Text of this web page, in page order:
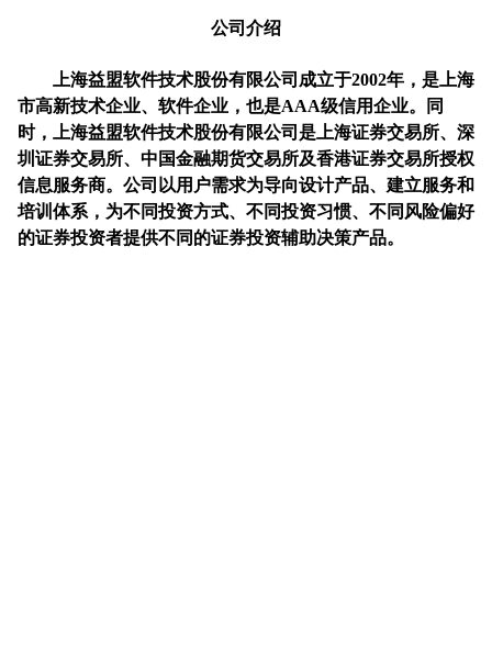
公司介绍
上海益盟软件技术股份有限公司成立于2002年，是上海
市高新技术企业、软件企业，也是AAA级信用企业。同
时，上海益盟软件技术股份有限公司是上海证券交易所、深
圳证券交易所、中国金融期货交易所及香港证券交易所授权
信息服务商。公司以用户需求为导向设计产品、建立服务和
培训体系，为不同投资方式、不同投资习惯、不同风险偏好
的证券投资者提供不同的证券投资辅助决策产品。